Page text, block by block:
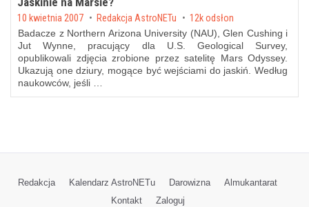
Posted on
10 kwietnia 2007 by Redakcja AstroNETu 12k odsłon
Badacze z Northern Arizona University (NAU), Glen Cushing i
Jut Wynne, pracujący dla U.S. Geological Survey,
opublikowali zdjęcia zrobione przez satelitę Mars Odyssey.
Ukazują one dziury, mogące być wejściami do jaskiń. Według
naukowców, jeśli …
Redakcja Kalendarz AstroNETu Darowizna
Almukantarat
Kontakt
Zaloguj